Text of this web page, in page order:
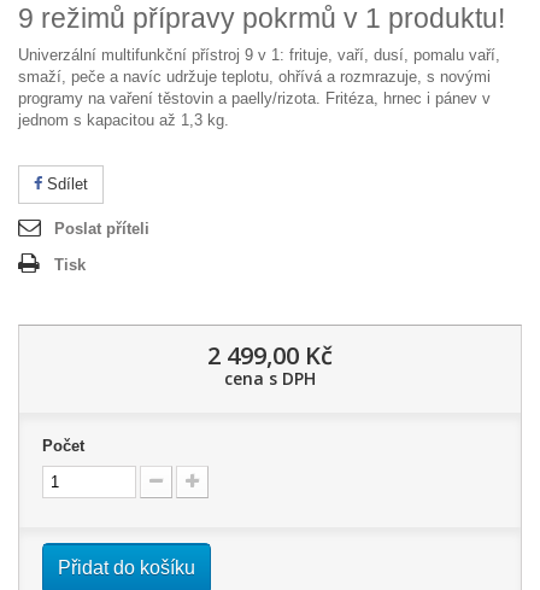
9 režimů přípravy pokrmů v 1 produktu!
Univerzální multifunkční přístroj 9 v 1: frituje, vaří, dusí, pomalu vaří,
smaží, peče a navíc udržuje teplotu, ohřívá a rozmrazuje, s novými
programy na vaření těstovin a paelly/rizota. Fritéza, hrnec i pánev v
jednom s kapacitou až 1,3 kg.
Sdílet
Poslat příteli
Tisk
2 499,00 Kč
cena s DPH
Počet
Přidat do košíku